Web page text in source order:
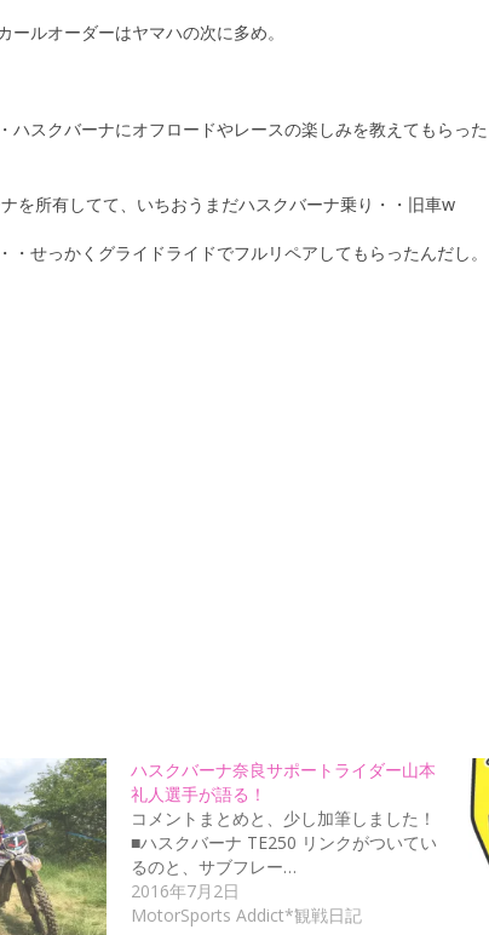
ールオーダーはヤマハの次に多め。
ハスクバーナにオフロードやレースの楽しみを教えてもらっ
を所有してて、いちおうまだハスクバーナ乗り・・旧車w
・せっかくグライドライドでフルリペアしてもらったんだし。
ハスクバーナ奈良サポートライダー山本
礼人選手が語る！
コメントまとめと、少し加筆しました！
■ハスクバーナ TE250 リンクがついてい
るのと、サブフレー…
2016年7月2日
MotorSports Addict*観戦日記